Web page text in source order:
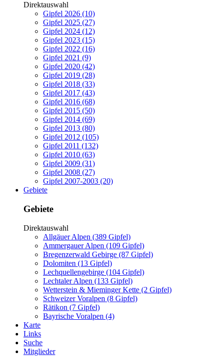
Direktauswahl
Gipfel 2026 (10)
Gipfel 2025 (27)
Gipfel 2024 (12)
Gipfel 2023 (15)
Gipfel 2022 (16)
Gipfel 2021 (9)
Gipfel 2020 (42)
Gipfel 2019 (28)
Gipfel 2018 (33)
Gipfel 2017 (43)
Gipfel 2016 (68)
Gipfel 2015 (50)
Gipfel 2014 (69)
Gipfel 2013 (80)
Gipfel 2012 (105)
Gipfel 2011 (132)
Gipfel 2010 (63)
Gipfel 2009 (31)
Gipfel 2008 (27)
Gipfel 2007-2003 (20)
Gebiete
Gebiete
Direktauswahl
Allgäuer Alpen (389 Gipfel)
Ammergauer Alpen (109 Gipfel)
Bregenzerwald Gebirge (87 Gipfel)
Dolomiten (13 Gipfel)
Lechquellengebirge (104 Gipfel)
Lechtaler Alpen (133 Gipfel)
Wetterstein & Mieminger Kette (2 Gipfel)
Schweizer Voralpen (8 Gipfel)
Rätikon (7 Gipfel)
Bayrische Voralpen (4)
Karte
Links
Suche
Mitglieder